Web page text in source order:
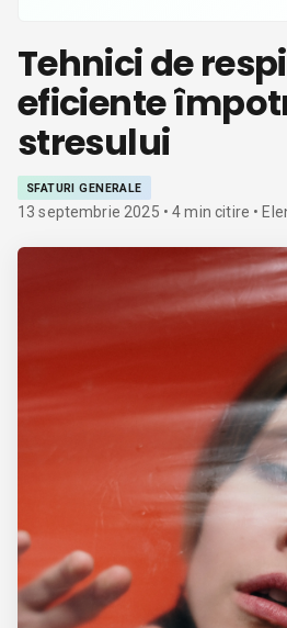
Tehnici de
eficiente
stresului
SFATURI GENERALE
13 septembrie 2025 •4min citire •